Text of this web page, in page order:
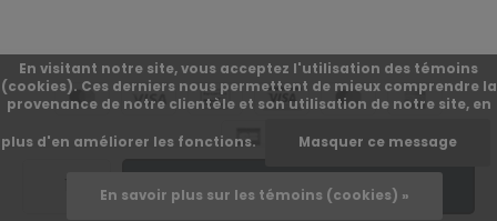
Ajouter
En visitant notre site, vous acceptez l'utilisation des témoins
(cookies). Ces derniers nous permettent de mieux comprendre la
provenance de notre clientèle et son utilisation de notre site, en
plus d'en améliorer les fonctions. Masquer ce message
En savoir plus sur les témoins (cookies) »